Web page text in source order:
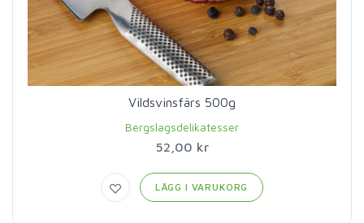
Vildsvinsfärs 500g
Bergslagsdelikatesser
52,00 kr
LÄGG I VARUKORG